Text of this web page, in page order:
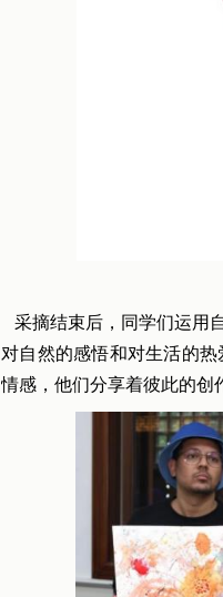
采摘结束后，同学们运用
对自然的感悟和对生活的
情感，他们分享着彼此的创